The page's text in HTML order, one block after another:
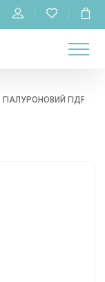
ГІАЛУРОНОВИЙ